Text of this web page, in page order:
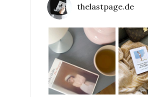
thelastpage.de